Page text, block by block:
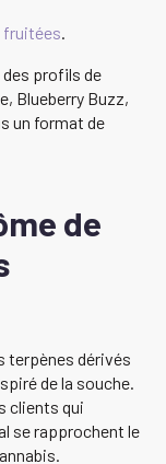
fruitées.
profils de
Blueberry Buzz,
un format de
de
terpènes dérivés
de la souche.
clients qui
se rapprochent le